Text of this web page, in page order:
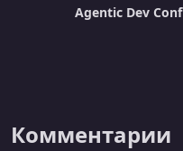
Agentic Dev Conf
Комментарии